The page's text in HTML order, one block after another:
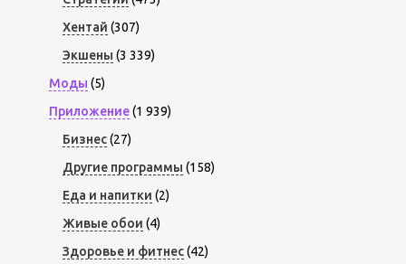
Хентай (307)
Экшены (3 339)
Моды (5)
Приложение(1 939)
Бизнес(27)
Другие программы (158)
Еда и напитки (2)
Живые обои (4)
Здоровье и фитнес(42)